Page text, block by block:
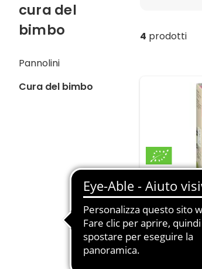
cura del
bimbo
Pannolini
Cura del bimbo
4 prodotti
HELLO BABY
Crema
Eco-Bio
100ml ℮